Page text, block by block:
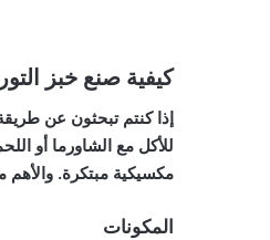
كيفية صنع خبز
إذا كنتم تبحثون عن
للأكل مع الشاورما أو
مكسيكية مبتكرة. والأهم
المكونات